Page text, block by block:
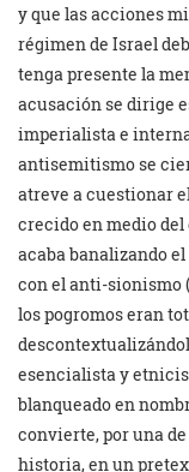
y que las acciones
régimen de Israel
tenga presente la
acusación se dirige
imperialista e
antisemitismo se
atreve a cuestionar
crecido en medio
acaba banalizando
con el anti-sionismo
los pogromos eran
esencialista y
blanqueado en
convierte, por una
historia, en un